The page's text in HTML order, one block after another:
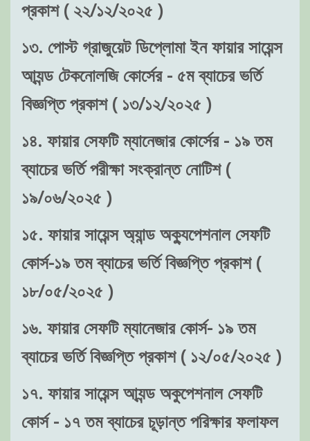
প্রকাশ ( ২২/১২/২০২৫ )
১৩. পোস্ট গ্রাজুয়েট ডিপ্লোমা ইন ফায়ার সায়েন্স
আ্যন্ড টেকনোলজি কোর্সের - ৫ম ব্যাচের ভর্তি
বিজ্ঞপ্তি প্রকাশ ( ১৩/১২/২০২৫ )
১৪. ফায়ার সেফটি ম্যানেজার কোর্সের - ১৯ তম
ব্যাচের ভর্তি পরীক্ষা সংক্রান্ত নোটিশ (
১৯/০৬/২০২৫ )
১৫. ফায়ার সায়েন্স অ্যান্ড অক্যুপেশনাল সেফটি
কোর্স-১৯ তম ব্যাচের ভর্তি বিজ্ঞপ্তি প্রকাশ (
১৮/০৫/২০২৫ )
১৬. ফায়ার সেফটি ম্যানেজার কোর্স- ১৯ তম
ব্যাচের ভর্তি বিজ্ঞপ্তি প্রকাশ ( ১২/০৫/২০২৫ )
১৭. ফায়ার সায়েন্স আ্যন্ড অকুপেশনাল সেফটি
কোর্স - ১৭ তম ব্যাচের চূড়ান্ত পরিক্ষার ফলাফল